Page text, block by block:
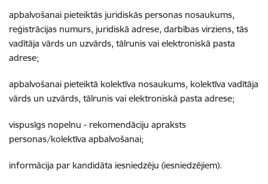
apbalvošanai pieteiktās juridiskās personas nosaukums,
reģistrācijas numurs, juridiskā adrese, darbības virziens, tās
vadītāja vārds un uzvārds, tālrunis vai elektroniskā pasta
adrese;
apbalvošanai pieteiktā kolektīva nosaukums, kolektīva vadītāja
vārds un uzvārds, tālrunis vai elektroniskā pasta adrese;
vispusīgs nopelnu - rekomendāciju apraksts
personas/kolektīva apbalvošanai;
informācija par kandidāta iesniedzēju (iesniedzējiem).